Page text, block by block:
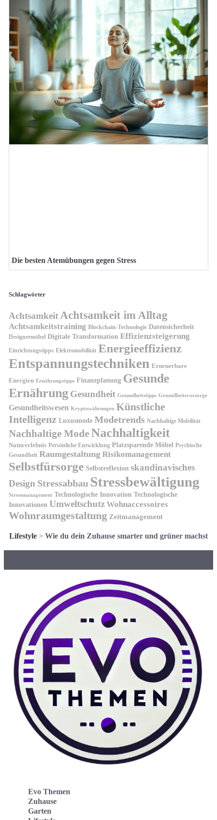
Die besten Atemübungen gegen Stress
Schlagwörter
AchtsamkeitAchtsamkeit im Alltag
Achtsamkeitstraining Blockchain-Technologie Datensicherheit
Designermöbel Digitale Transformation Effizienzsteigerung
Einrichtungstipps Elektromobilität Energieeffizienz
Entspannungstechniken Erneuerbare
Energien Ernährungstipps Finanzplanung Gesunde
Ernährung Gesundheit Gesundheitstipps Gesundheitsvorsorge
Gesundheitswesen Kryptowährungen Künstliche
Intelligenz Luxusmode Modetrends Nachhaltige Mobilität
Nachhaltige ModeNachhaltigkeit
Naturerlebnis Persönliche Entwicklung Platzsparende Möbel Psychische
Gesundheit Raumgestaltung Risikomanagement
Selbstfürsorge Selbstreflexion skandinavisches
Design Stressabbau Stressbewältigung
Stressmanagement Technologische Innovation Technologische
Innovationen Umweltschutz Wohnaccessoires
Wohnraumgestaltung Zeitmanagement
Lifestyle > Wie du dein Zuhause smarter und grüner machst
Evo Themen
Zuhause
Garten